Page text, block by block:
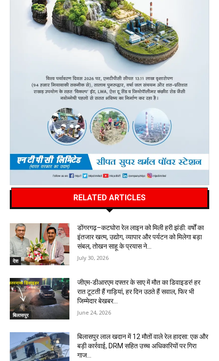
RELATED ARTICLES
देश
डोंगरगढ़–कटघोरा रेल लाइन को मिली हरी झंडी: वर्षों का
इंतजार खत्म, उद्योग, व्यापार और पर्यटन को मिलेगा बड़ा
संबल, तोखन साहू के प्रयास ने...
July 30, 2026
बिलासपुर
जीएम-डीआरएम दफ्तर के साए में मौत का डिवाइडर! हर
रात टूटती हैं गाड़ियां, हर दिन उठते हैं सवाल, फिर भी
जिम्मेदार बेखबर…
June 24, 2026
बिलासपुर लाल खदान में 12 मौतों वाले रेल हादसा: एक और
बड़ी कार्रवाई, DRM सहित उच्च अधिकारियों पर गिरा
गाज…